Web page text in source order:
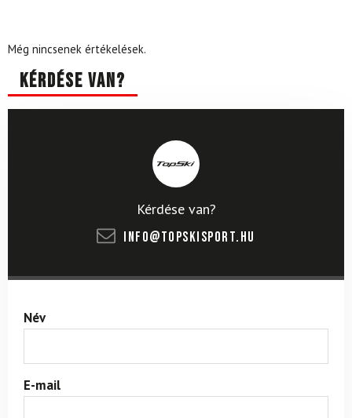
Még nincsenek értékelések.
Kérdése van?
Kérdése van?
info@topskisport.hu
Név
E-mail